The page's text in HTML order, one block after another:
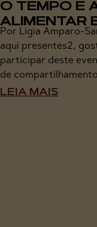
O TEMPO E
ALIMENTAR
Por Ligia Amparo-
aqui presentes2,
participar deste
de
LEIA MAIS